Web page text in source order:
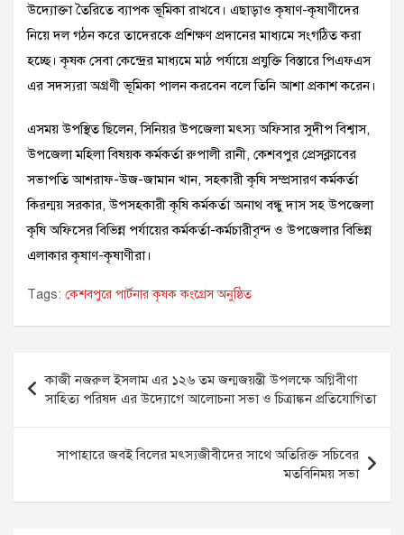
উদ্যোক্তা তৈরিতে ব্যাপক ভূমিকা রাখবে। এছাড়াও কৃষাণ-কৃষাণীদের
নিয়ে দল গঠন করে তাদেরকে প্রশিক্ষণ প্রদানের মাধ্যমে সংগঠিত করা
হচ্ছে। কৃষক সেবা কেন্দ্রের মাধ্যমে মাঠ পর্যায়ে প্রযুক্তি বিস্তারে পিএফএস
এর সদস্যরা অগ্রণী ভূমিকা পালন করবেন বলে তিনি আশা প্রকাশ করেন।
এসময় উপস্থিত ছিলেন, সিনিয়র উপজেলা মৎস্য অফিসার সুদীপ বিশ্বাস,
উপজেলা মহিলা বিষয়ক কর্মকর্তা রুপালী রানী, কেশবপুর প্রেসক্লাবের
সভাপতি আশরাফ-উজ-জামান খান, সহকারী কৃষি সম্প্রসারণ কর্মকর্তা
কিরন্ময় সরকার, উপসহকারী কৃষি কর্মকর্তা অনাথ বন্ধু দাস সহ উপজেলা
কৃষি অফিসের বিভিন্ন পর্যায়ের কর্মকর্তা-কর্মচারীবৃন্দ ও উপজেলার বিভিন্ন
এলাকার কৃষাণ-কৃষাণীরা।
Tags: কেশবপুরে পার্টনার কৃষক কংগ্রেস অনুষ্ঠিত
navigation
কাজী নজরুল ইসলাম এর ১২৬ তম জন্মজয়ন্তী উপলক্ষে অগ্নিবীণা
সাহিত্য পরিষদ এর উদ্যোগে আলোচনা সভা ও চিত্রাঙ্কন প্রতিযোগিতা
সাপাহারে জবই বিলের মৎস্যজীবীদের সাথে অতিরিক্ত সচিবের
মতবিনিময় সভা